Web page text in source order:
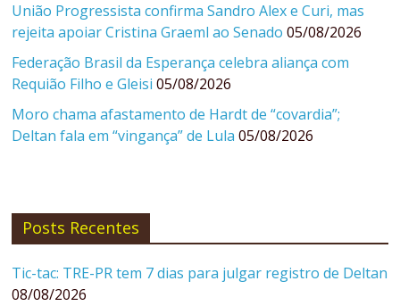
União Progressista confirma Sandro Alex e Curi, mas
rejeita apoiar Cristina Graeml ao Senado 05/08/2026
Federação Brasil da Esperança celebra aliança com
Requião Filho e Gleisi 05/08/2026
Moro chama afastamento de Hardt de “covardia”;
Deltan fala em “vingança” de Lula 05/08/2026
Posts Recentes
Tic-tac: TRE-PR tem 7 dias para julgar registro de Deltan
08/08/2026